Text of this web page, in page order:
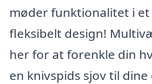
møder funktionalitet i
fleksibelt design!
her for at forenkle din
en knivspids sjov til